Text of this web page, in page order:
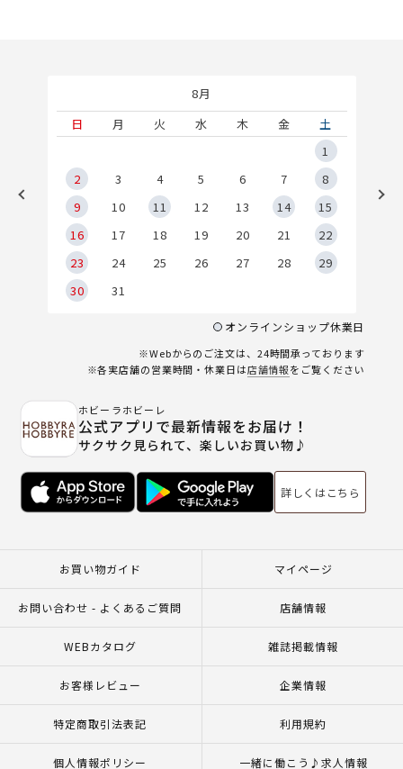
8月
日
月 火 水 木 金
土
1
2
3 4 5 6 7
8
9
10 11 12 13 14
15
16
17 18 19 20 21
22
23
24 25 26 27 28
29
30
31
オンラインショップ休業日
※Webからのご注文は、24時間承っております
※各実店舗の営業時間・休業日は店舗情報をご覧ください
ホビーラホビーレ
公式アプリで最新情報をお届け！
サクサク見られて、楽しいお買い物♪
詳しくはこちら
お買い物ガイド マイページ
お問い合わせ - よくあるご質問 店舗情報
WEBカタログ 雑誌掲載情報
お客様レビュー 企業情報
特定商取引法表記 利用規約
個人情報ポリシー 一緒に働こう♪求人情報